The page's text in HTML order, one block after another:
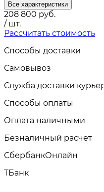
Все характеристики
208 800 руб.
/ шт.
Рассчитать стоимость
Способы доставки
Самовывоз
Служба доставки
Способы оплаты
Оплата наличными
Безналичный расчет
СбербанкОнлайн
TБанк